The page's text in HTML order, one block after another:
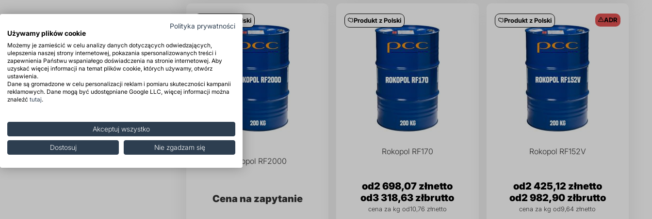
Produkt z Polski
Rokopol RF2000
Cena na zapytanie
Produkt z Polski
Rokopol RF170
3 318,63 zł
2 698,07 zł
cena za kg od10,76 zł
Produkt z Polski ADR
Rokopol RF152V
2 982,90 zł
2 425,12 zł
cena za kg od9,64 zł
Polityka prywatności
Używamy plików cookie
Możemy je zamieścić w celu analizy danych dotyczących odwiedzających,
ulepszenia naszej strony internetowej, pokazania spersonalizowanych treści i
zapewnienia Państwu wspaniałego doświadczenia na stronie internetowej. Aby
uzyskać więcej informacji na temat plików cookie, których używamy, otwórz
ustawienia.
Dane są gromadzone w celu personalizacji reklam i pomiaru skuteczności kampanii
reklamowych. Dane mogą być udostępniane Google LLC, więcej informacji można
znaleźć tutaj.
Akceptuj wszystko
Dostosuj Nie zgadzam się